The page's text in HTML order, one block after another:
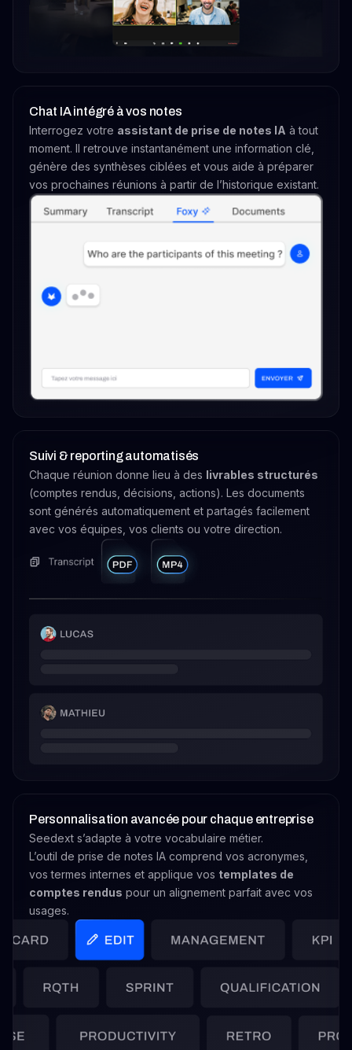
Chat IA intégré à vos notes
Interrogez votre assistant de prise de notes IA à tout
moment. Il retrouve instantanément une information clé,
génère des synthèses ciblées et vous aide à préparer
vos prochaines réunions à partir de l’historique existant.
Suivi & reporting automatisés
Chaque réunion donne lieu à des livrables structurés
(comptes rendus, décisions, actions). Les documents
sont générés automatiquement et partagés facilement
avec vos équipes, vos clients ou votre direction.
Personnalisation avancée pour chaque entreprise
Seedext s’adapte à votre vocabulaire métier.
L’outil de prise de notes IA comprend vos acronymes,
vos termes internes et applique vos templates de
comptes rendus pour un alignement parfait avec vos
usages.